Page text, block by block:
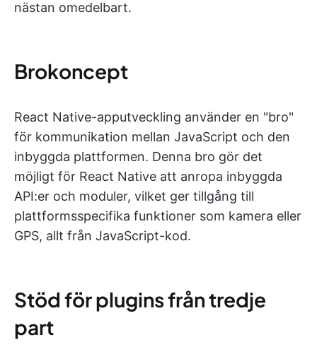
nästan omedelbart.
Brokoncept
React Native-apputveckling använder en "bro"
för kommunikation mellan JavaScript och den
inbyggda plattformen. Denna bro gör det
möjligt för React Native att anropa inbyggda
API:er och moduler, vilket ger tillgång till
plattformsspecifika funktioner som kamera eller
GPS, allt från JavaScript-kod.
Stöd för plugins från tredje
part